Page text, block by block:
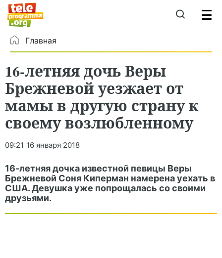
Главная
16-летняя дочь Веры
Брежневой уезжает от
мамы в другую страну к
своему возлюбленному
09:21 16 января 2018
16-летняя дочка известной певицы Веры
Брежневой Соня Киперман намерена уехать в
США. Девушка уже попрощалась со своими
друзьями.